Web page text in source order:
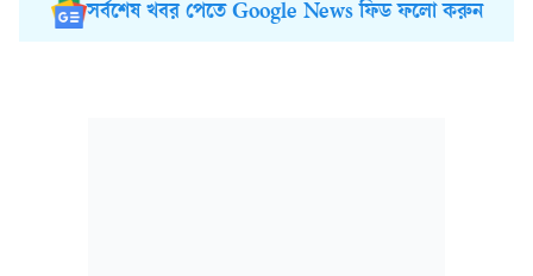
সর্বশেষ খবর পেতে Google News ফিড ফলো করুন